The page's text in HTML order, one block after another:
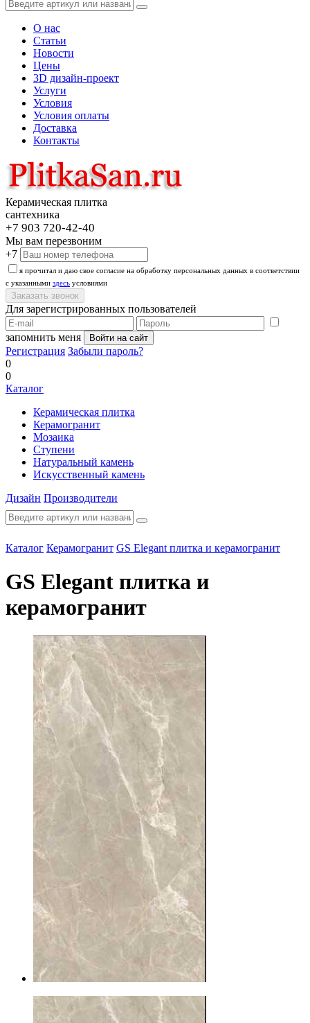
О нас
Статьи
Новости
Цены
3D дизайн-проект
Услуги
Условия
Условия оплаты
Доставка
Контакты
Керамическая плитка
сантехника
+7 903 720-42-40
Мы вам перезвоним
+7
я прочитал и даю свое согласие на обработку персональных данных в соответствии
с указанными здесь условиями
Для зарегистрированных пользователей
запомнить меня
Регистрация Забыли пароль?
0
0
Каталог
Керамическая плитка
Керамогранит
Мозаика
Ступени
Натуральный камень
Искусственный камень
Дизайн Производители
Каталог Керамогранит GS Elegant плитка и керамогранит
GS Elegant плитка и
керамогранит